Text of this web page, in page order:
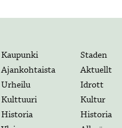
Kaupunki
Staden
Ajankohtaista
Aktuellt
Urheilu
Idrott
Kulttuuri
Kultur
Historia
Historia